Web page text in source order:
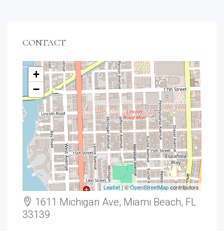
CONTACT
+
−
Leaflet| ©OpenStreetMapcontributors
1611 Michigan Ave, Miami Beach, FL
33139